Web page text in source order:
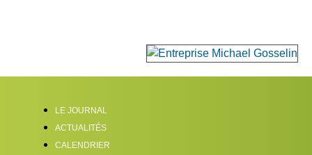
LE JOURNAL
ACTUALITÉS
CALENDRIER